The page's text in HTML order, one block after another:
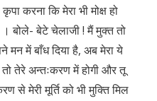
करना कि मेरा भी मोक्ष हो
बोले- बेटे चेलाजी ! मैं मुक्त तो
में बाँध दिया है, अब मेरा ये
तो तेरे अन्तःकरण में होगी और तू
से मेरी मूर्ति को भी मुक्ति मिल